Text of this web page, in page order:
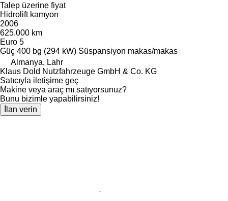
Talep üzerine fiyat
Hidrolift kamyon
2006
625.000 km
Euro 5
Güç 400 bg (294 kW) Süspansiyon makas/makas
Almanya, Lahr
Klaus Dold Nutzfahrzeuge GmbH & Co. KG
Satıcıyla iletişime geç
Makine veya araç mı satıyorsunuz?
Bunu bizimle yapabilirsiniz!
İlan verin